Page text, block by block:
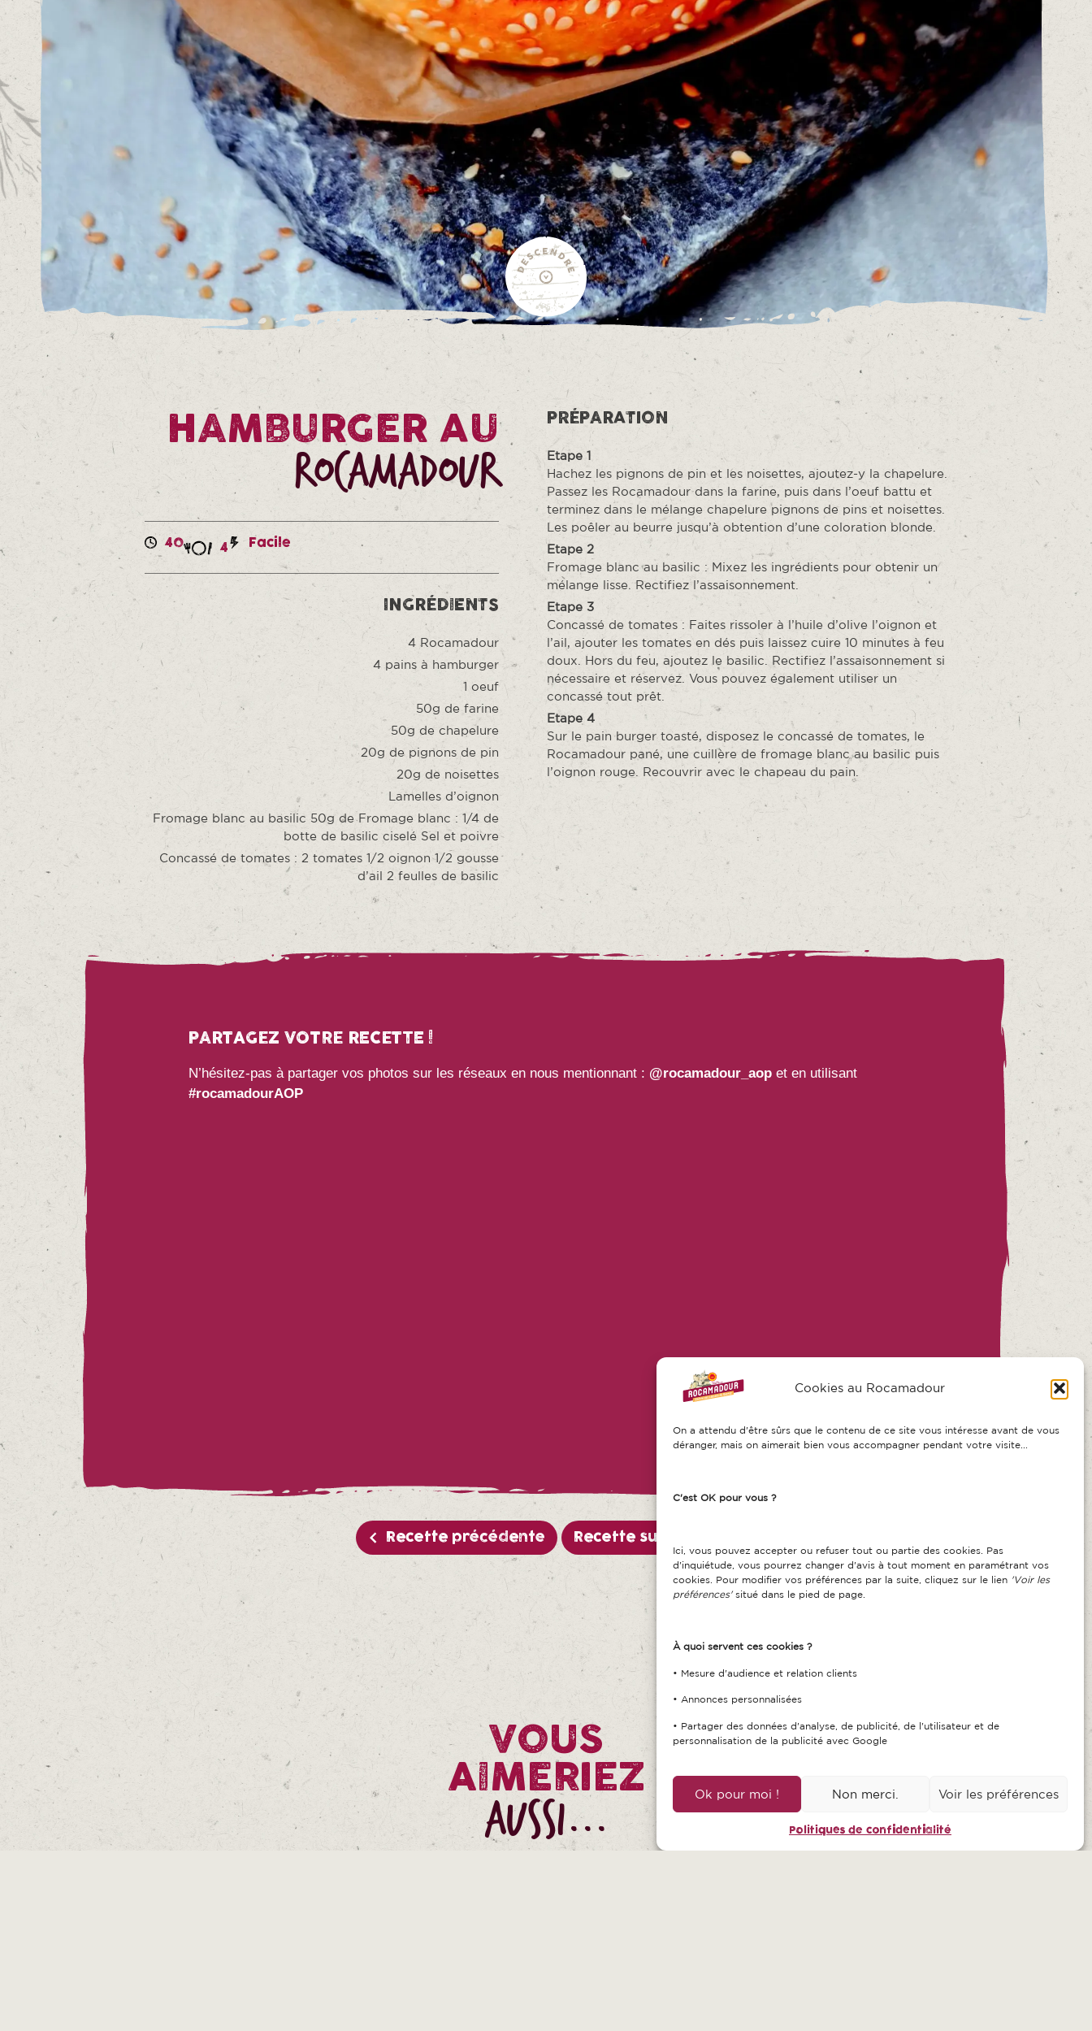
Cookies au Rocamadour
On a attendu d'être sûrs que le contenu de ce site vous intéresse avant de vous
déranger, mais on aimerait bien vous accompagner pendant votre visite...
C'est OK pour vous ?
Ici, vous pouvez accepter ou refuser tout ou partie des cookies. Pas
d'inquiétude, vous pourrez changer d'avis à tout moment en paramétrant vos
cookies. Pour modifier vos préférences par la suite, cliquez sur le lien 'Voir les
préférences'situé dans le pied de page.
À quoi servent ces cookies ?
• Mesure d'audience et relation clients
• Annonces personnalisées
• Partager des données d'analyse, de publicité, de l'utilisateur et de
personnalisation de la publicité avec Google
Ok pour moi ! Non merci. Voir les préférences
Politiques de confidentialité
HAMBURGER AU
Rocamadour
40 4 Facile
INGRÉDIENTS
4 Rocamadour
4 pains à hamburger
1 oeuf
50g de farine
50g de chapelure
20g de pignons de pin
20g de noisettes
Lamelles d’oignon
Fromage blanc au basilic 50g de Fromage blanc : 1/4 de
botte de basilic ciselé Sel et poivre
Concassé de tomates : 2 tomates 1/2 oignon 1/2 gousse
d’ail 2 feulles de basilic
PRÉPARATION
Etape 1
Hachez les pignons de pin et les noisettes, ajoutez-y la chapelure.
Passez les Rocamadour dans la farine, puis dans l’oeuf battu et
terminez dans le mélange chapelure pignons de pins et noisettes.
Les poêler au beurre jusqu’à obtention d’une coloration blonde.
Etape 2
Fromage blanc au basilic : Mixez les ingrédients pour obtenir un
mélange lisse. Rectifiez l’assaisonnement.
Etape 3
Concassé de tomates : Faites rissoler à l’huile d’olive l’oignon et
l’ail, ajouter les tomates en dés puis laissez cuire 10 minutes à feu
doux. Hors du feu, ajoutez le basilic. Rectifiez l’assaisonnement si
nécessaire et réservez. Vous pouvez également utiliser un
concassé tout prêt.
Etape 4
Sur le pain burger toasté, disposez le concassé de tomates, le
Rocamadour pané, une cuillère de fromage blanc au basilic puis
l’oignon rouge. Recouvrir avec le chapeau du pain.
PARTAGEZ VOTRE RECETTE !
N’hésitez-pas à partager vos photos sur les réseaux en nous mentionnant : @rocamadour_aop et en utilisant
#rocamadourAOP
Recette précédente Recette suivante
VOUS
AIMERIEZ
AUSSI...